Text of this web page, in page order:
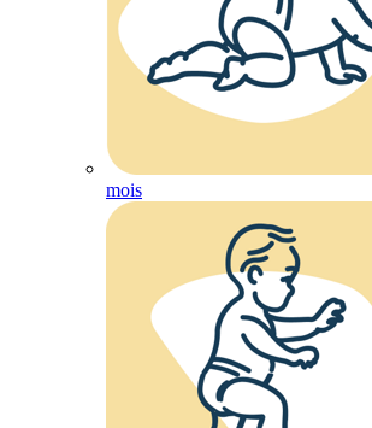
mois